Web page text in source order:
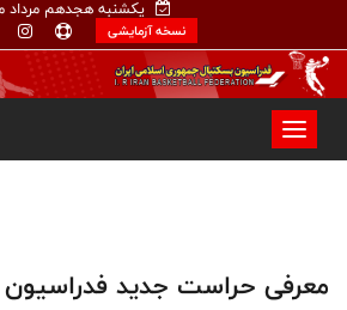
یکشنبه هجدهم مرداد
نسخه آزمایشی
معرفی حراست جدید فدراسیون